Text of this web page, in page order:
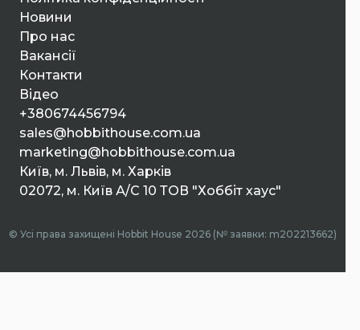
Новини
Про нас
Вакансії
Контакти
Відео
+380674456794
sales@hobbithouse.com.ua
marketing@hobbithouse.com.ua
Київ, м. Львів, м. Харків
02072, м. Київ А/С 10 ТОВ "Хоббіт хаус"
© Усі права захищені Hobbit House 2026 (№ заявки: m202213662)